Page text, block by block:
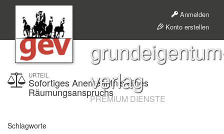
Anmelden
Konto erstellen
verlag
PREMIUM DIENSTE
URTEIL
Sofortiges Anerkenntnis eines
Räumungsanspruchs
Schlagworte